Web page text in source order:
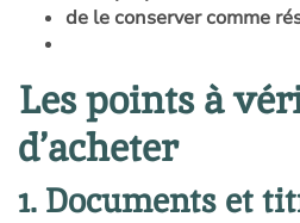
de le conserver comme
Les points à
d’acheter
1. Documents et